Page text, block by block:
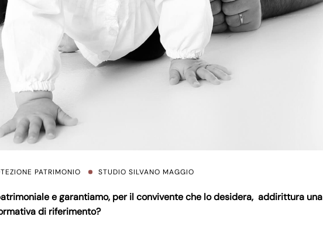
PATRIMONIO STUDIO SILVANO MAGGIO
e garantiamo, per il convivente che lo desidera, addirittura una
di riferimento?